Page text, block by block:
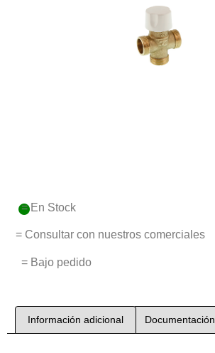
= En Stock
= Consultar con nuestros comerciales
= Bajo pedido
Información adicional Documentación